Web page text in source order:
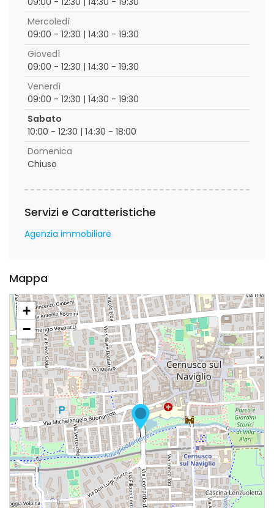
Mercoledì
09:00 - 12:30 | 14:30 - 19:30
Giovedì
09:00 - 12:30 | 14:30 - 19:30
Venerdì
09:00 - 12:30 | 14:30 - 19:30
Sabato
10:00 - 12:30 | 14:30 - 18:00
Domenica
Chiuso
Servizi e Caratteristiche
Agenzia immobiliare
Mappa
+
−